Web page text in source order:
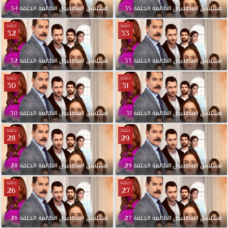
في
أنطاكيا
أولادها
الثلاثة،
تتقاطع
طرقها
طرق
إبن
مدينتها
(آغاه
كاراشي)
الذي
يحتل
مكانة
بارزة
بين
عمالقة
القطاع
مسلسلاسطنبول الظالمةالحلقة35 مسلسلاسطنبول الظالمةالحلقة34
حلقة
33
مسلسلاسطنبول الظالمةالحلقة33
حلقة
32
مسلسلاسطنبول الظالمةالحلقة32
حلقة
31
مسلسلاسطنبول الظالمةالحلقة31
حلقة
30
مسلسلاسطنبول الظالمةالحلقة30
حلقة
29
مسلسلاسطنبول الظالمةالحلقة29
حلقة
28
مسلسلاسطنبول الظالمةالحلقة28
حلقة
27
مسلسلاسطنبول الظالمةالحلقة27
حلقة
26
مسلسلاسطنبول الظالمةالحلقة26